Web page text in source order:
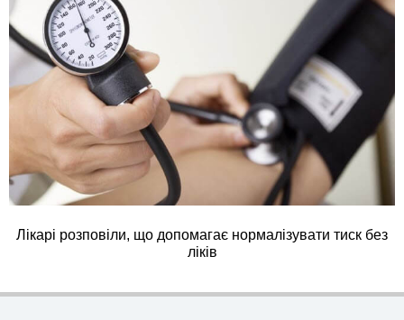
Лікарі розповіли, що допомагає нормалізувати тиск без
ліків